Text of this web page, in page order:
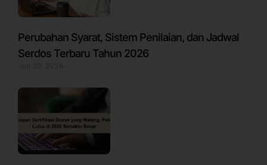
Perubahan Syarat, Sistem Penilaian, dan Jadwal
Serdos Terbaru Tahun 2026